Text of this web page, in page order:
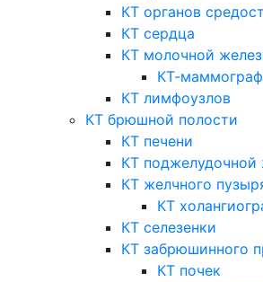
КТ органов
КТ сердца
КТ молочной
КТ-
КТ лимфоузлов
КТ брюшной полости
КТ печени
КТ поджелудочной
КТ желчного
КТ
КТ селезенки
КТ забрюшинного
КТ почек